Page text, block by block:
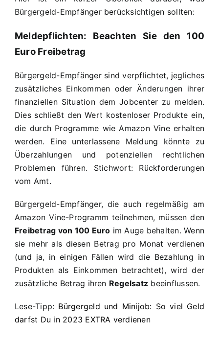
Bürgergeld-Empfänger berücksichtigen sollten:
Meldepflichten: Beachten Sie den 100
Euro Freibetrag
Bürgergeld-Empfänger sind verpflichtet, jegliches
zusätzliches Einkommen oder Änderungen ihrer
finanziellen Situation dem Jobcenter zu melden.
Dies schließt den Wert kostenloser Produkte ein,
die durch Programme wie Amazon Vine erhalten
werden. Eine unterlassene Meldung könnte zu
Überzahlungen und potenziellen rechtlichen
Problemen führen. Stichwort: Rückforderungen
vom Amt.
Bürgergeld-Empfänger, die auch regelmäßig am
Amazon Vine-Programm teilnehmen, müssen den
Freibetrag von 100 Euro im Auge behalten. Wenn
sie mehr als diesen Betrag pro Monat verdienen
(und ja, in einigen Fällen wird die Bezahlung in
Produkten als Einkommen betrachtet), wird der
zusätzliche Betrag ihren Regelsatz beeinflussen.
Lese-Tipp: Bürgergeld und Minijob: So viel Geld
darfst Du in 2023 EXTRA verdienen